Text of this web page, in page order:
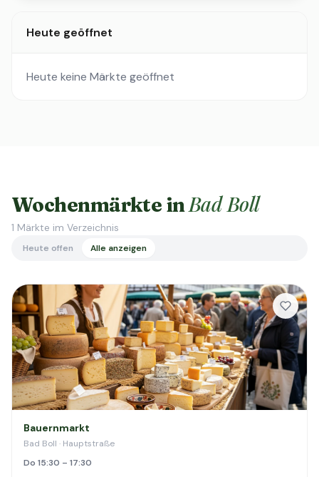
Heute geöffnet
Heute keine Märkte geöffnet
Wochenmärkte inBad Boll
1 Märkte im Verzeichnis
Heute offen Alle anzeigen
Bauernmarkt
Bad Boll · Hauptstraße
Do 15:30 – 17:30